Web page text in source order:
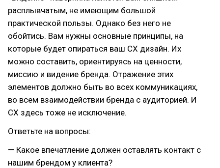
расплывчатым, не имеющим большой
практической пользы. Однако без него не
обойтись. Вам нужны основные принципы, на
которые будет опираться ваш CX дизайн. Их
можно составить, ориентируясь на ценности,
миссию и видение бренда. Отражение этих
элементов должно быть во всех коммуникациях,
во всем взаимодействии бренда с аудиторией. И
CX здесь тоже не исключение.
Ответьте на вопросы:
— Какое впечатление должен оставлять контакт с
нашим брендом у клиента?